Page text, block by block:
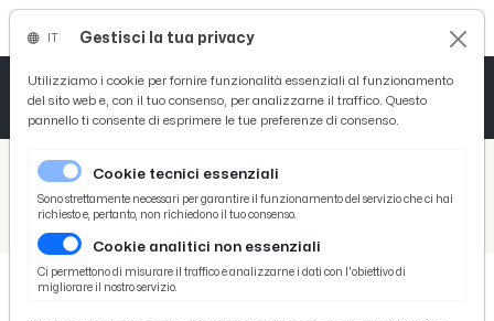
/ Picenotime
/ Ascoli Time
Como-Ascoli 0-2, la voce di Castori in sala stampa: “Vittoria meritata che dà lustro ai pareggi fatti prima”
Gestisci la tua privacy
Utilizziamo i cookie per fornire funzionalità essenziali al funzionamento
del sito web e, con il tuo consenso, per analizzarne il traffico. Questo
pannello ti consente di esprimere le tue preferenze di consenso.
Cookie tecnici essenziali
Sono strettamente necessari per garantire il funzionamento del servizio che ci hai
richiesto e, pertanto, non richiedono il tuo consenso.
Cookie analitici non essenziali
Ci permettono di misurare il traffico e analizzarne i dati con l'obiettivo di
migliorare il nostro servizio.
Tutto News
Tutto Sport
Basket
Ciclismo
Tutto Curiosità